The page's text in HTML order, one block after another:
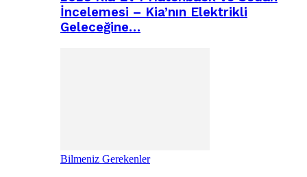
İncelemesi – Kia’nın Elektrikli
Geleceğine…
Bilmeniz Gerekenler